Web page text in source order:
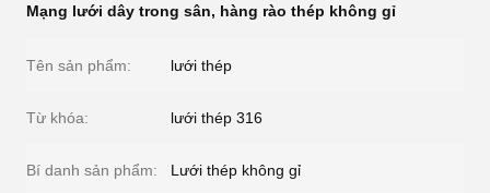
Mạng lưới dây trong sân, hàng rào thép không gỉ
Tên sản phẩm: lưới thép
Từ khóa: lưới thép 316
Bí danh sản phẩm: Lưới thép không gỉ